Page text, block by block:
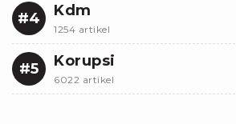
#4 Kdm
1254 artikel
#5 Korupsi
6022 artikel